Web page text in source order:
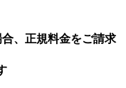
、正規料金をご請求